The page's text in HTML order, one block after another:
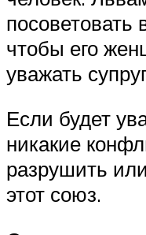
посоветовать
чтобы его
уважать
Если будет
никакие
разрушить
этот союз.